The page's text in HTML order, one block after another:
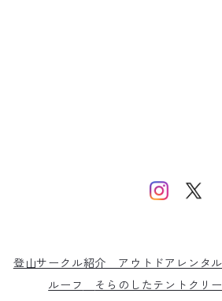
登山サークル紹介 アウトドアレンタ
ルーフ
そらのしたテントクリ